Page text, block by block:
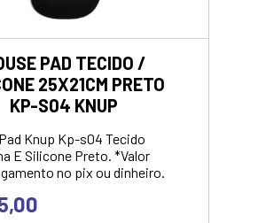
PAD TECIDO /
25X21CM PRETO
KP-S04 KNUP
Knup Kp-s04 Tecido
E Silicone Preto. *Valor
no pix ou dinheiro.